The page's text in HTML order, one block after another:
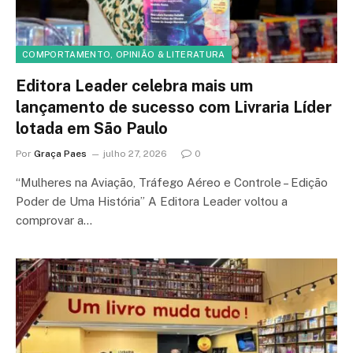
COMPORTAMENTO, OPINIÃO & LITERATURA
Editora Leader celebra mais um
lançamento de sucesso com Livraria Líder
lotada em São Paulo
Por Graça Paes julho 27, 2026 0
“Mulheres na Aviação, Tráfego Aéreo e Controle – Edição
Poder de Uma História” A Editora Leader voltou a
comprovar a…